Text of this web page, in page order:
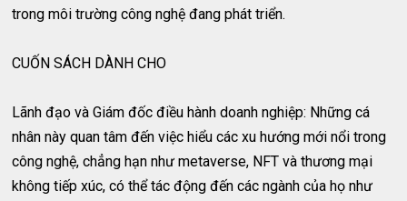
trong môi trường công nghệ đang phát triển.
CUỐN SÁCH DÀNH CHO
Lãnh đạo và Giám đốc điều hành doanh nghiệp: Những cá
nhân này quan tâm đến việc hiểu các xu hướng mới nổi trong
công nghệ, chẳng hạn như metaverse, NFT và thương mại
không tiếp xúc, có thể tác động đến các ngành của họ như